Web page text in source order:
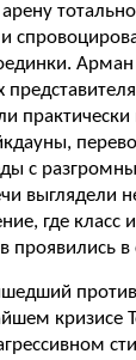
с
выглядели
где
проявились
против
кризисе